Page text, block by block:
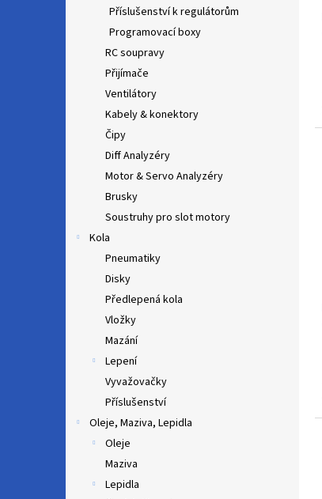
Příslušenství k regulátorům
Programovací boxy
RC soupravy
Přijímače
Ventilátory
Kabely & konektory
Čipy
Diff Analyzéry
Motor & Servo Analyzéry
Brusky
Soustruhy pro slot motory
Kola
Pneumatiky
Disky
Předlepená kola
Vložky
Mazání
Lepení
Vyvažovačky
Příslušenství
Oleje, Maziva, Lepidla
Oleje
Maziva
Lepidla